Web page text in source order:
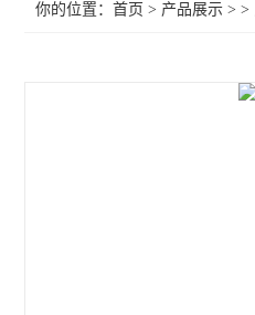
你的位置：首页 > 产品展示 > >